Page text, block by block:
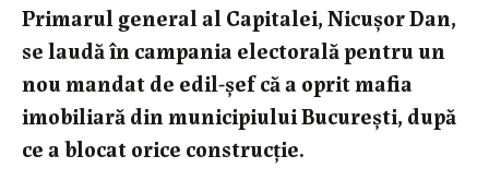
Primarul general al Capitalei, Nicușor Dan,
se laudă în campania electorală pentru un
nou mandat de edil-șef că a oprit mafia
imobiliară din municipiului București, după
ce a blocat orice construcție.